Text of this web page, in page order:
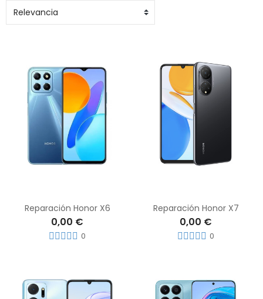
Reparación Honor X6
0,00 €
0
Reparación Honor X7
0,00 €
0